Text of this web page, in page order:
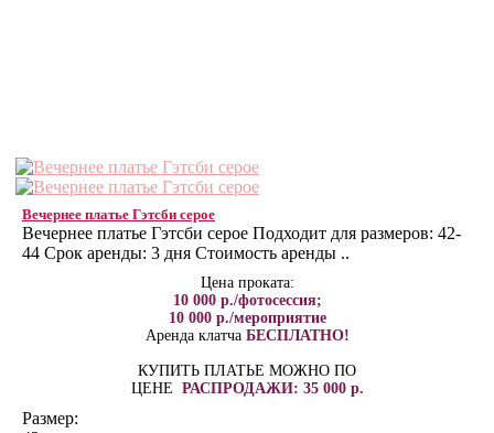
Вечернее платье Гэтсби серое
Вечернее платье Гэтсби серое Подходит для размеров: 42-
44 Срок аренды: 3 дня Стоимость аренды ..
Цена проката:
10 000 р./фотосессия;
10 000 р./мероприятие
Аренда клатча БЕСПЛАТНО!
КУПИТЬ ПЛАТЬЕ МОЖНО ПО
ЦЕНЕ РАСПРОДАЖИ: 35 000 р.
Размер: